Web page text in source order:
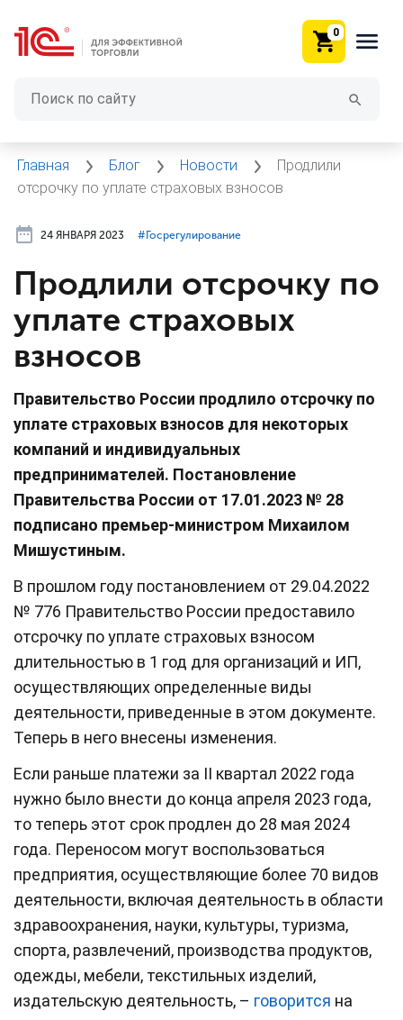
0
Главная Блог Новости
Продлили
отсрочку по уплате страховых взносов
24 ЯНВАРЯ 2023 #⁣Госрегулирование
Продлили отсрочку по
уплате страховых
взносов
Правительство России продлило отсрочку по
уплате страховых взносов для некоторых
компаний и индивидуальных
предпринимателей. Постановление
Правительства России от 17.01.2023 № 28
подписано премьер-министром Михаилом
Мишустиным.
В прошлом году постановлением от 29.04.2022
№ 776 Правительство России предоставило
отсрочку по уплате страховых взносом
длительностью в 1 год для организаций и ИП,
осуществляющих определенные виды
деятельности, приведенные в этом документе.
Теперь в него внесены изменения.
Если раньше платежи за II квартал 2022 года
нужно было внести до конца апреля 2023 года,
то теперь этот срок продлен до 28 мая 2024
года. Переносом могут воспользоваться
предприятия, осуществляющие более 70 видов
деятельности, включая деятельность в области
здравоохранения, науки, культуры, туризма,
спорта, развлечений, производства продуктов,
одежды, мебели, текстильных изделий,
издательскую деятельность, – говорится на